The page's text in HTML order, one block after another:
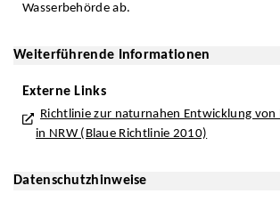
Wasserbehörde ab.
Weiterführende Informationen
Externe Links
Richtlinie zur naturnahen Entwicklung von
in NRW (Blaue Richtlinie 2010)
Datenschutzhinweise